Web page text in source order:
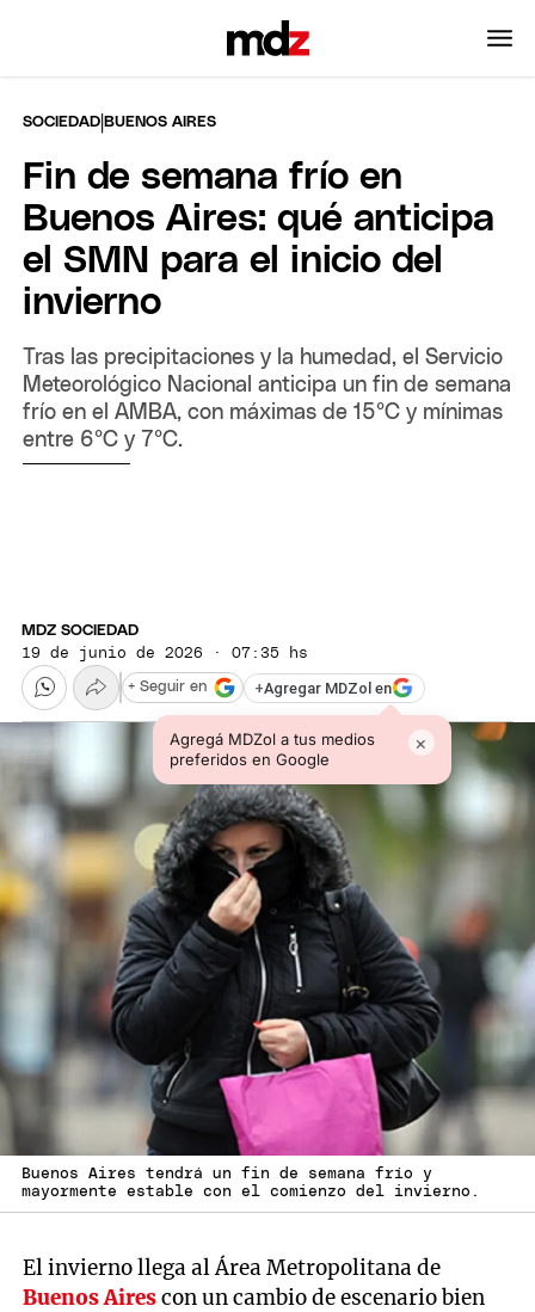
SOCIEDAD |BUENOS AIRES
Fin de semana frío en
Buenos Aires: qué anticipa
el SMN para el inicio del
invierno
Tras las precipitaciones y la humedad, el Servicio
Meteorológico Nacional anticipa un fin de semana
frío en el AMBA, con máximas de 15°C y mínimas
entre 6°C y 7°C.
MDZ SOCIEDAD
19 de junio de 2026 · 07:35 hs
+Agregar MDZol en
Agregá MDZol a tus medios
preferidos en Google
×
+ Seguir en
Buenos Aires tendrá un fin de semana frío y
mayormente estable con el comienzo del invierno.
El invierno llega al Área Metropolitana de
Buenos Airescon un cambio de escenario bien